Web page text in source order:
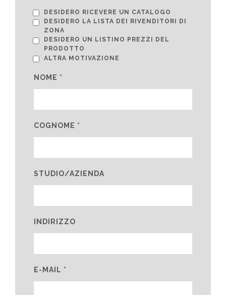
DESIDERO RICEVERE UN CATALOGO
DESIDERO LA LISTA DEI RIVENDITORI DI
ZONA
DESIDERO UN LISTINO PREZZI DEL
PRODOTTO
ALTRA MOTIVAZIONE
NOME *
COGNOME *
STUDIO/AZIENDA
INDIRIZZO
E-MAIL *